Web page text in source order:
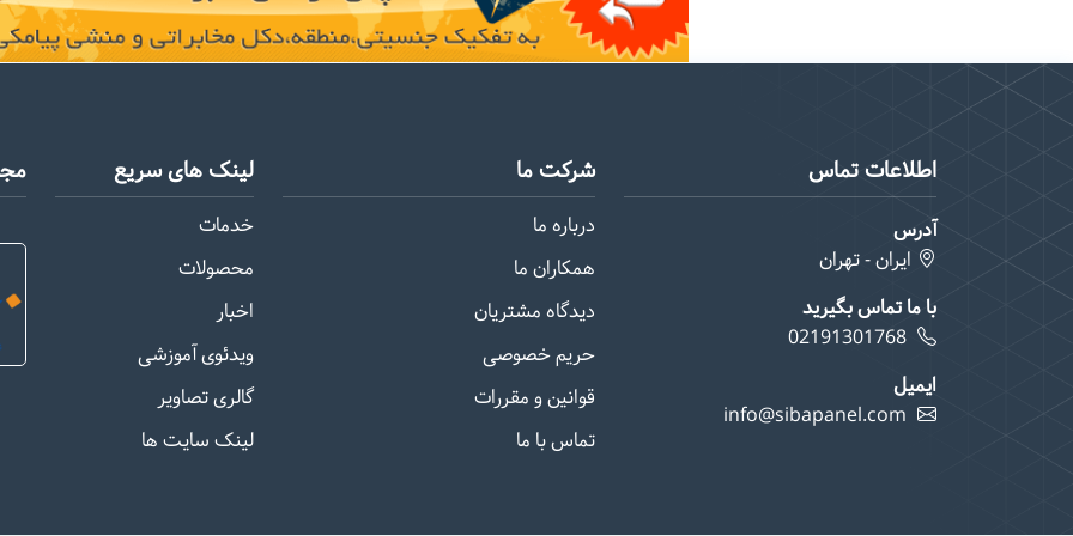
اطلاعات تماس
آدرس
ایران - تهران
با ما تماس بگیرید
02191301768
ایمیل
info@sibapanel.com
شرکت ما
درباره ما
همکاران ما
دیدگاه مشتریان
حریم خصوصی
قوانین و مقررات
تماس با ما
لینک های سریع
خدمات
محصولات
اخبار
ویدئوی آموزشی
گالری تصاویر
لینک سایت ها